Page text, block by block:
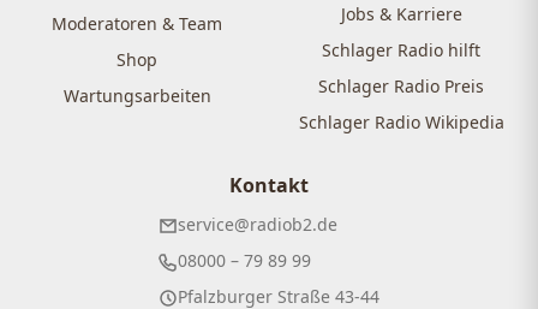
Moderatoren & Team
Shop
Wartungsarbeiten
Jobs & Karriere
Schlager Radio hilft
Schlager Radio Preis
Schlager Radio Wikipedia
Kontakt
service@radiob2.de
08000 – 79 89 99
Pfalzburger Straße 43-44